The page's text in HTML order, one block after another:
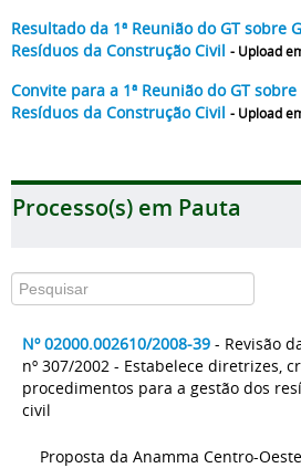
Resultado da 1ª Reunião do GT sobre
Resíduos da Construção Civil - Upload
Convite para a 1ª Reunião do GT
Resíduos da Construção Civil - Upload
Processo(s) em Pauta
Nº 02000.002610/2008-39 - Revisão
nº 307/2002 - Estabelece diretrizes,
procedimentos para a gestão dos
civil
Proposta da Anamma Centro-